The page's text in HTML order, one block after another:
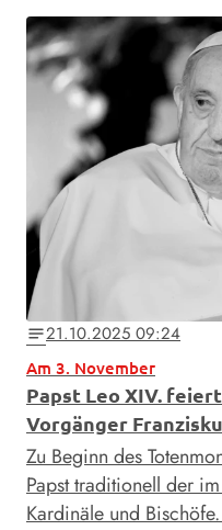
notes21.10.2025 09:24
Am 3. November
Papst Leo XIV.
Vorgänger
Zu Beginn des
Papst traditionell der
Kardinäle und